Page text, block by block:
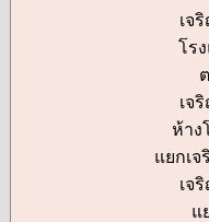
เจ
โร
เจ
ห้าง
แยกเจ
เจ
แ